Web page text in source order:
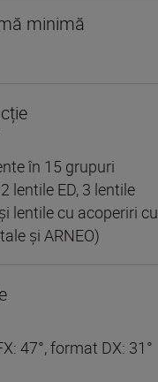
minimă
în 15 grupuri
lentile ED, 3 lentile
lentile cu acoperiri cu
și ARNEO)
47°, format DX: 31°